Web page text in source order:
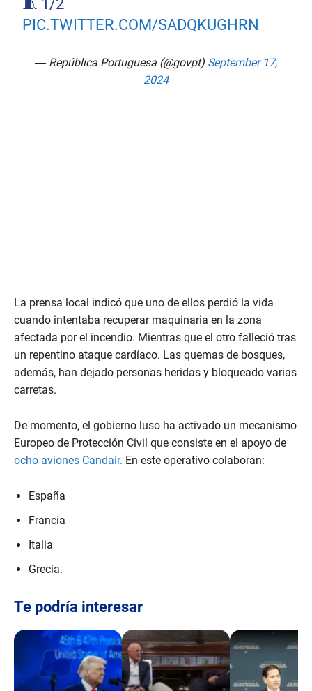
🧵 1/2
PIC.TWITTER.COM/SADQKUGHRN
— República Portuguesa (@govpt) September 17,
2024
La prensa local indicó que uno de ellos perdió la vida
cuando intentaba recuperar maquinaria en la zona
afectada por el incendio. Mientras que el otro falleció tras
un repentino ataque cardíaco. Las quemas de bosques,
además, han dejado personas heridas y bloqueado varias
carretas.
De momento, el gobierno luso ha activado un mecanismo
Europeo de Protección Civil que consiste en el apoyo de
ocho aviones Candair. En este operativo colaboran:
España
Francia
Italia
Grecia.
Te podría interesar